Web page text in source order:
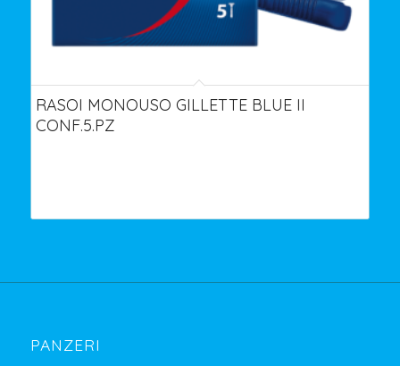
RASOI MONOUSO GILLETTE BLUE II
CONF.5.PZ
PANZERI